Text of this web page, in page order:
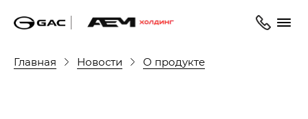
Главная Новости О продукте